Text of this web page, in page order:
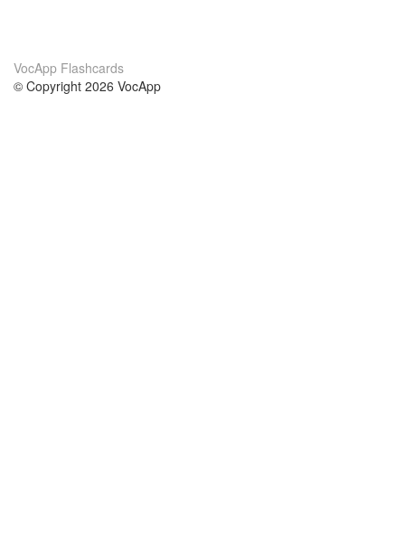
VocApp Flashcards
© Copyright 2026 VocApp